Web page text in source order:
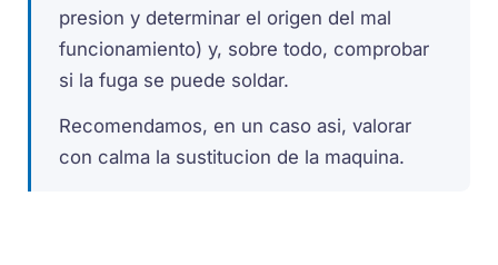
presion y determinar el origen del mal
funcionamiento) y, sobre todo, comprobar
si la fuga se puede soldar.
Recomendamos, en un caso asi, valorar
con calma la sustitucion de la maquina.